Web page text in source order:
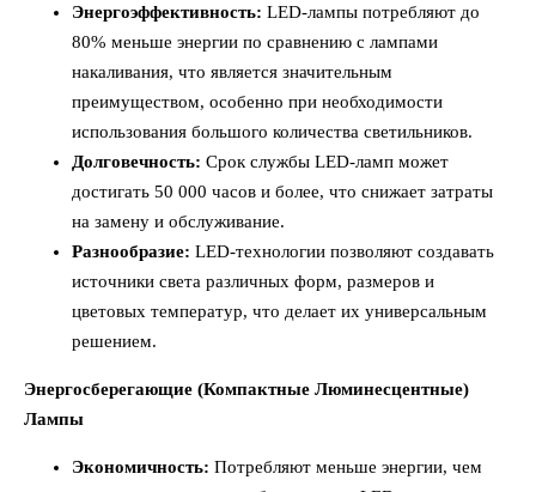
Энергоэффективность: LED-лампы потребляют до
80% меньше энергии по сравнению с лампами
накаливания, что является значительным
преимуществом, особенно при необходимости
использования большого количества светильников.
Долговечность: Срок службы LED-ламп может
достигать 50 000 часов и более, что снижает затраты
на замену и обслуживание.
Разнообразие: LED-технологии позволяют создавать
источники света различных форм, размеров и
цветовых температур, что делает их универсальным
решением.
Энергосберегающие (Компактные Люминесцентные)
Лампы
Экономичность: Потребляют меньше энергии, чем